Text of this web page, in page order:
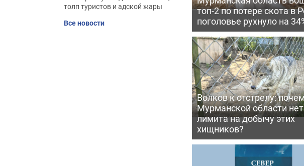
топ-2 по потере скота в
поголовье рухнуло на
Волков к отстрелу:
Мурманской области нет
лимита на добычу этих
хищников?
толп туристов и адской жары
Все новости